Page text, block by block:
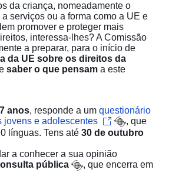
da criança, nomeadamente o
serviços ou a forma como a UE e
promover e proteger mais
interessa-lhes? A Comissão
a preparar, para o início de
da UE sobre os direitos da
saber o que pensam a este
anos, responde a um questionário
jovens e adolescentes
, que
línguas. Tens até 30 de outubro
a conhecer a sua opinião
pública
, que encerra em